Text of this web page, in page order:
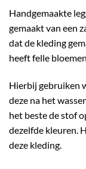
Handgemaakte
gemaakt van een
dat de kleding
heeft felle
Hierbij gebruiken
deze na het
het beste de stof
dezelfde kleuren.
deze kleding.